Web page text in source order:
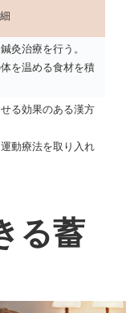
灸治療を行う。
を温める食材を積
る効果のある漢方
動療法を取り入れ
る蓄